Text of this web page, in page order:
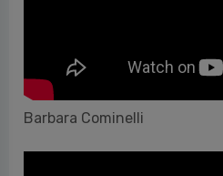
Barbara Cominelli